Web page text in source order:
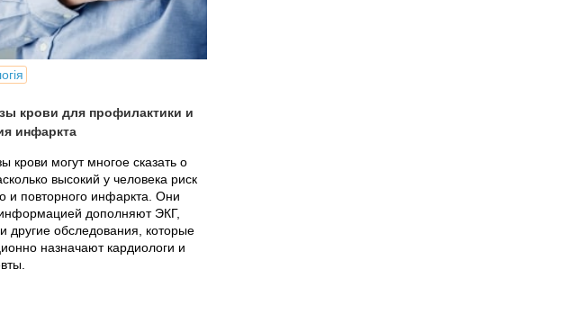
крови для профилактики и
инфаркта
крови могут многое сказать о
высокий у человека риск
и повторного инфаркта. Они
дополняют ЭКГ,
другие обследования, которые
назначают кардиологи и